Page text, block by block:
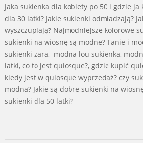
Jaka sukienka dla kobiety po 50 i gdzie ja
dla 30 latki? Jakie sukienki odmładzają?
wyszczuplają? Najmodniejsze kolorowe
sukienki na wiosnę są modne? Tanie i
sukienki zara, modna lou sukienka,
latki, co to jest quiosque?, gdzie kupić
kiedy jest w quiosque wyprzedaż? czy
modna? Jakie są dobre sukienki na
sukienki dla 50 latki?